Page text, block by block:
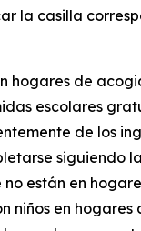
la casilla
hogares de
escolares
de los
siguiendo
no están en
niños en